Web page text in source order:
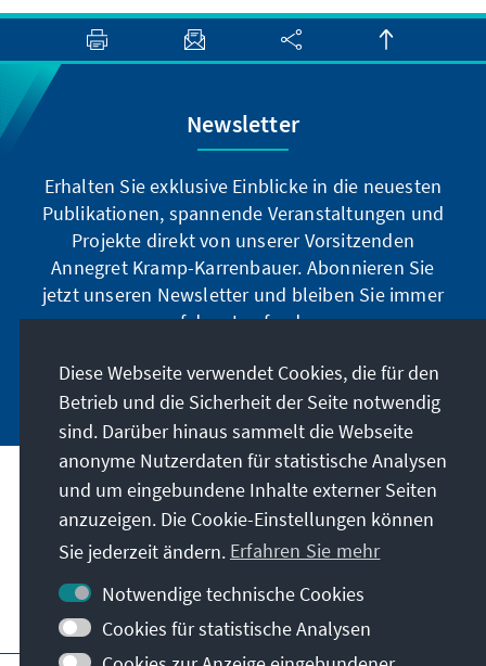
Newsletter
Erhalten Sie exklusive Einblicke in die neuesten
Publikationen, spannende Veranstaltungen und
Projekte direkt von unserer Vorsitzenden
Annegret Kramp-Karrenbauer. Abonnieren Sie
jetzt unseren Newsletter und bleiben Sie immer
auf dem Laufenden.
Jetzt abonnieren
Unser Auftrag
Kontakt
Weitere Angebote der Stiftung
Diese Webseite verwendet Cookies, die für den
Betrieb und die Sicherheit der Seite notwendig
sind. Darüber hinaus sammelt die Webseite
anonyme Nutzerdaten für statistische Analysen
und um eingebundene Inhalte externer Seiten
anzuzeigen. Die Cookie-Einstellungen können
Sie jederzeit ändern. Erfahren Sie mehr
Notwendige technische Cookies
Cookies für statistische Analysen